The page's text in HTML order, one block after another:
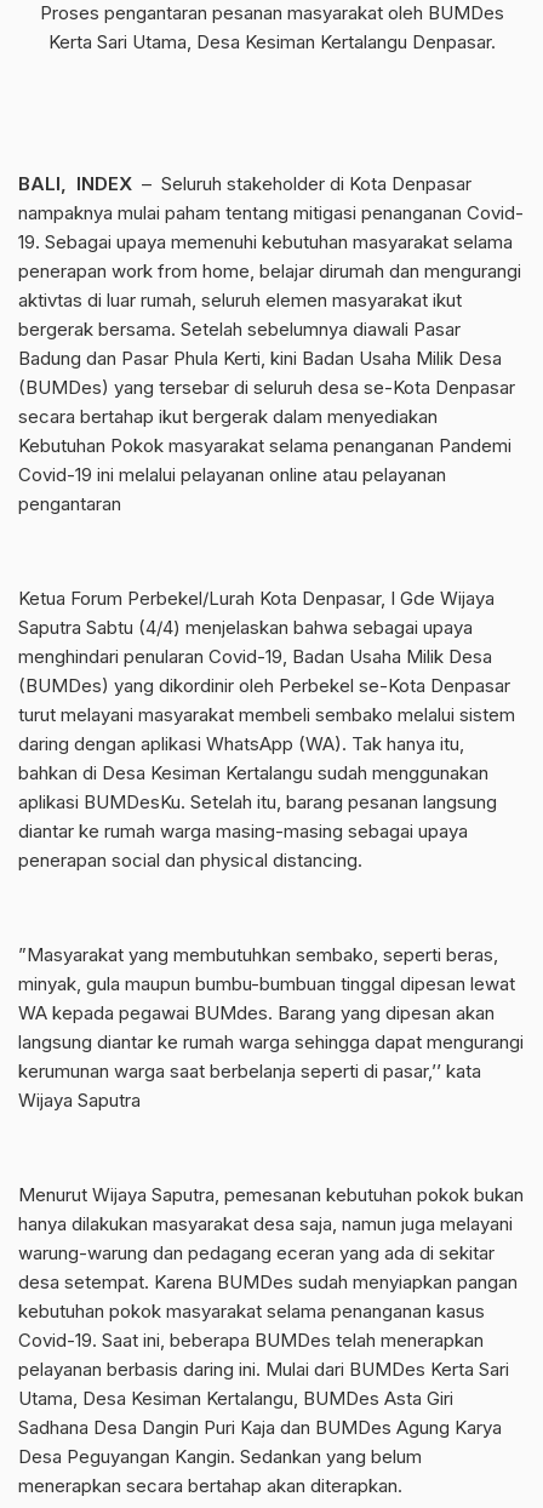
Proses pengantaran pesanan masyarakat oleh BUMDes
Kerta Sari Utama, Desa Kesiman Kertalangu Denpasar.
BALI, INDEX – Seluruh stakeholder di Kota Denpasar
nampaknya mulai paham tentang mitigasi penanganan Covid-
19. Sebagai upaya memenuhi kebutuhan masyarakat selama
penerapan work from home, belajar dirumah dan mengurangi
aktivtas di luar rumah, seluruh elemen masyarakat ikut
bergerak bersama. Setelah sebelumnya diawali Pasar
Badung dan Pasar Phula Kerti, kini Badan Usaha Milik Desa
(BUMDes) yang tersebar di seluruh desa se-Kota Denpasar
secara bertahap ikut bergerak dalam menyediakan
Kebutuhan Pokok masyarakat selama penanganan Pandemi
Covid-19 ini melalui pelayanan online atau pelayanan
pengantaran
Ketua Forum Perbekel/Lurah Kota Denpasar, I Gde Wijaya
Saputra Sabtu (4/4) menjelaskan bahwa sebagai upaya
menghindari penularan Covid-19, Badan Usaha Milik Desa
(BUMDes) yang dikordinir oleh Perbekel se-Kota Denpasar
turut melayani masyarakat membeli sembako melalui sistem
daring dengan aplikasi WhatsApp (WA). Tak hanya itu,
bahkan di Desa Kesiman Kertalangu sudah menggunakan
aplikasi BUMDesKu. Setelah itu, barang pesanan langsung
diantar ke rumah warga masing-masing sebagai upaya
penerapan social dan physical distancing.
”Masyarakat yang membutuhkan sembako, seperti beras,
minyak, gula maupun bumbu-bumbuan tinggal dipesan lewat
WA kepada pegawai BUMdes. Barang yang dipesan akan
langsung diantar ke rumah warga sehingga dapat mengurangi
kerumunan warga saat berbelanja seperti di pasar,’’ kata
Wijaya Saputra
Menurut Wijaya Saputra, pemesanan kebutuhan pokok bukan
hanya dilakukan masyarakat desa saja, namun juga melayani
warung-warung dan pedagang eceran yang ada di sekitar
desa setempat. Karena BUMDes sudah menyiapkan pangan
kebutuhan pokok masyarakat selama penanganan kasus
Covid-19. Saat ini, beberapa BUMDes telah menerapkan
pelayanan berbasis daring ini. Mulai dari BUMDes Kerta Sari
Utama, Desa Kesiman Kertalangu, BUMDes Asta Giri
Sadhana Desa Dangin Puri Kaja dan BUMDes Agung Karya
Desa Peguyangan Kangin. Sedankan yang belum
menerapkan secara bertahap akan diterapkan.